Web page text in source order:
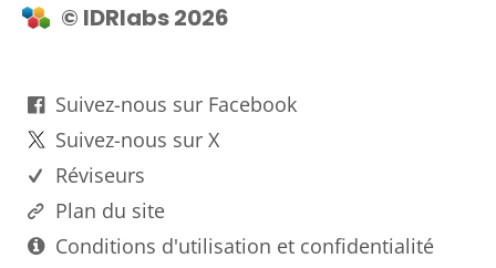
© IDRlabs 2026
Suivez-nous sur Facebook
Suivez-nous sur X
Réviseurs
Plan du site
Conditions d'utilisation et confidentialité